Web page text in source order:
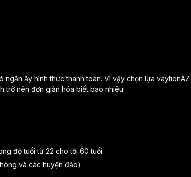
ngần ấy hình thức thanh toán. Vì vậy chọn lựa vaytienAZ
trở nên đơn giản hóa biết bao nhiêu.
độ tuổi từ 22 cho tới 60 tuổi
và các huyện đảo)